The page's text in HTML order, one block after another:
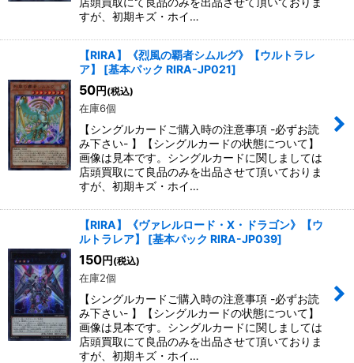
すが、初期キズ・ホイ…
【RIRA】《烈風の覇者シムルグ》【ウルトラレ
ア】
[基本パック RIRA-JP021]
50円 (税込)
在庫6個
【シングルカードご購入時の注意事項 -必ずお読
み下さい- 】【シングルカードの状態について】
画像は見本です。シングルカードに関しましては
店頭買取にて良品のみを出品させて頂いておりま
すが、初期キズ・ホイ…
【RIRA】《ヴァレルロード・X・ドラゴン》【ウ
ルトラレア】
[基本パック RIRA-JP039]
150円 (税込)
在庫2個
【シングルカードご購入時の注意事項 -必ずお読
み下さい- 】【シングルカードの状態について】
画像は見本です。シングルカードに関しましては
店頭買取にて良品のみを出品させて頂いておりま
すが、初期キズ・ホイ…